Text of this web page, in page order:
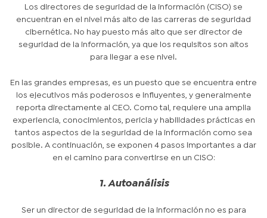
Los directores de seguridad de la información (CISO) se
encuentran en el nivel más alto de las carreras de seguridad
cibernética. No hay puesto más alto que ser director de
seguridad de la información, ya que los requisitos son altos
para llegar a ese nivel.
En las grandes empresas, es un puesto que se encuentra entre
los ejecutivos más poderosos e influyentes, y generalmente
reporta directamente al CEO. Como tal, requiere una amplia
experiencia, conocimientos, pericia y habilidades prácticas en
tantos aspectos de la seguridad de la información como sea
posible. A continuación, se exponen 4 pasos importantes a dar
en el camino para convertirse en un CISO:
1. Autoanálisis
Ser un director de seguridad de la información no es para